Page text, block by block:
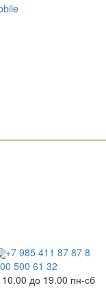
+7 985 411 87 87 8
500 61 32
10.00 до 19.00 пн-сб